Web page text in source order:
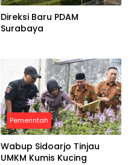
Direksi Baru PDAM
Surabaya
Pemerintah
Wabup Sidoarjo Tinjau
UMKM Kumis Kucing